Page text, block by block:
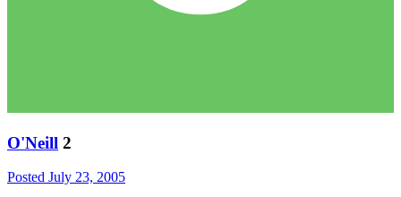
O'Neill 2
Posted July 23, 2005